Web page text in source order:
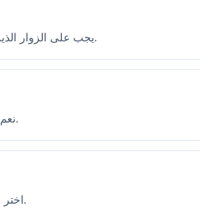
يجب على الزوار الذين يحتاجون تأمين دخول إلزامي إلى جورجيا تجهيز باقة مناسبة لمدة إقامتهم قبل عبور الحدود.
نعم. التقديم المسبق يساعد على تجنب التأخير ويمنح وقتًا كافيًا للتحقق من الجواز وتواريخ السفر.
اختر باقة تغطي كامل تواريخ الدخول والخروج من جورجيا: أسبوعي أو شهري أو 6 أشهر أو سنوي.